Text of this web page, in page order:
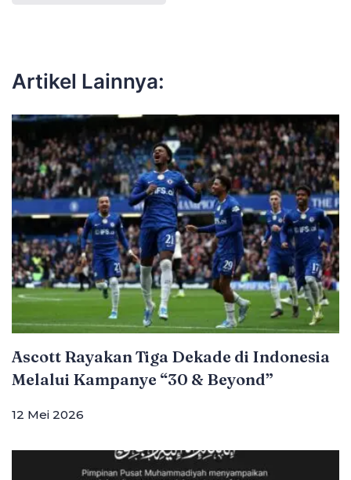
Artikel Lainnya:
Ascott Rayakan Tiga Dekade di Indonesia
Melalui Kampanye “30 & Beyond”
12 Mei 2026